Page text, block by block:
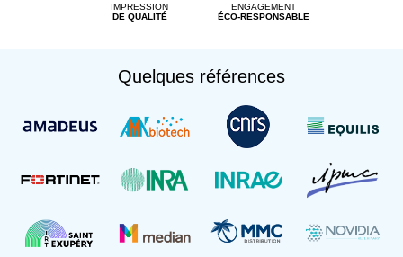
IMPRESSION
DE QUALITÉ
ENGAGEMENT
ÉCO-RESPONSABLE
Quelques références